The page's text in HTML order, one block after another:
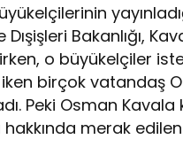
Bakanlığı,
o büyükelçiler
birçok vatandaş
Peki Osman
merak